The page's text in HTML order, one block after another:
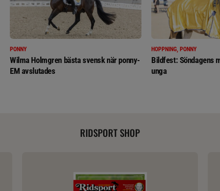
PONNY
Wilma Holmgren bästa svensk när ponny-
EM avslutades
HOPPNING, PONNY
Bildfest: Söndagens
unga
RIDSPORT SHOP